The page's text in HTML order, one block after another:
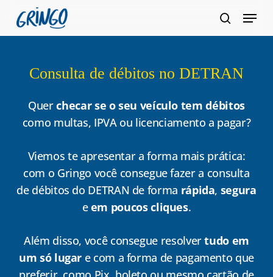
Pular
para
principal
Menu
Consulta de débitos no DETRAN
Querchecar se o seu veículo tem débitos
como multas, IPVA ou licenciamento a pagar?
Viemos te apresentar a forma mais prática:
com o Gringo você consegue fazer a consulta
de débitos do DETRAN de forma rápida, segura
eem poucos cliques.
Além disso, você consegue resolvertudo em
um só lugar e com a forma de pagamento que